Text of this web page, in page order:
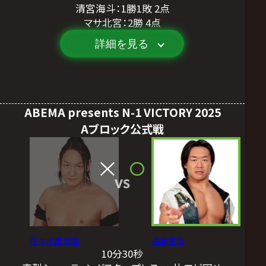
清宮海斗：1勝1敗 2点
マサ北宮：2勝 4点
詳細を見る
ABEMA presents N-1 VICTORY 2025
Aブロック公式戦
佐々木憂流迦
VS
遠藤哲哉
10分30秒